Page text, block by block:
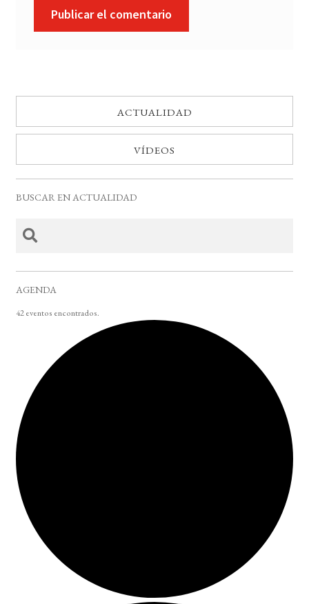
ACTUALIDAD
VÍDEOS
BUSCAR EN ACTUALIDAD
AGENDA
42 eventos encontrados.